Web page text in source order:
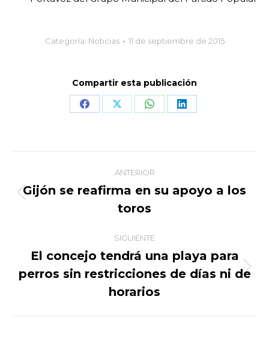
Categoría: Noticias 11 de septiembre de 2015
Compartir esta publicación
Share Share Share Share
Navegación
entre
publicaciones
ANTERIOR
Publicación
anterior:
Gijón se reafirma en su apoyo a los
toros
SIGUIENTE
Publicación
siguiente:
El concejo tendrá una playa para
perros sin restricciones de días ni de
horarios